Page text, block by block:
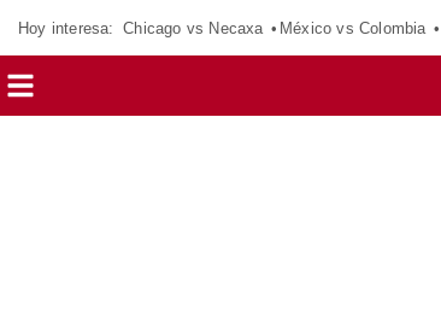
Hoy interesa: Chicago vs Necaxa México vs Colombia